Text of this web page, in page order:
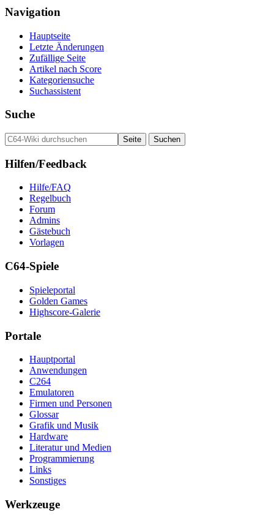
Navigation
Hauptseite
Letzte Änderungen
Zufällige Seite
Artikel nach Score
Kategoriensuche
Suchassistent
Suche
Hilfen/Feedback
Hilfe/FAQ
Regelbuch
Forum
Admins
Gästebuch
Vorlagen
C64-Spiele
Spieleportal
Golden Games
Highscore-Galerie
Portale
Hauptportal
Anwendungen
C264
Emulatoren
Firmen und Personen
Glossar
Grafik und Musik
Hardware
Literatur und Medien
Programmierung
Links
Sonstiges
Werkzeuge